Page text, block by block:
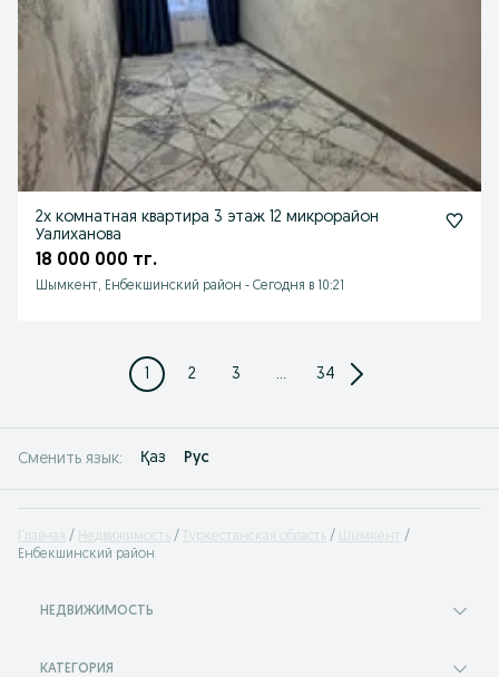
2х комнатная квартира 3 этаж 12 микрорайон
Уалиханова
18 000 000 тг.
Шымкент, Енбекшинский район - Сегодня в 10:21
1 2 3 ... 34
Сменить язык: Қаз Рус
Главная Недвижимость Туркестанская область
Шымкент
Енбекшинский район
НЕДВИЖИМОСТЬ
КАТЕГОРИЯ